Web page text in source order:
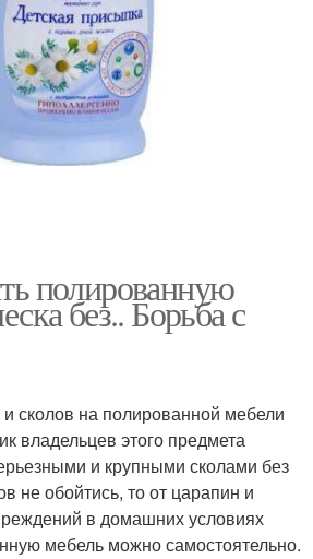
полированную
без.. Борьба с
сколов на полированной мебели
владельцев этого предмета
и крупными сколами без
не обойтись, то от царапин и
в домашних условиях
мебель можно самостоятельно.